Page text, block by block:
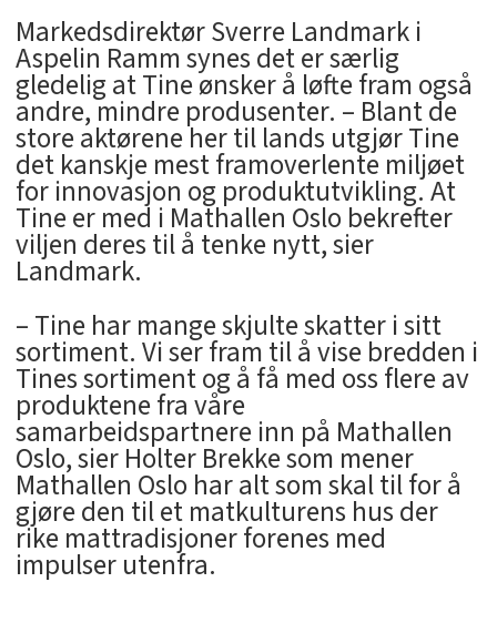
Markedsdirektør Sverre Landmark i
Aspelin Ramm synes det er særlig
gledelig at Tine ønsker å løfte fram også
andre, mindre produsenter. – Blant de
store aktørene her til lands utgjør Tine
det kanskje mest framoverlente miljøet
for innovasjon og produktutvikling. At
Tine er med i Mathallen Oslo bekrefter
viljen deres til å tenke nytt, sier
Landmark.
– Tine har mange skjulte skatter i sitt
sortiment. Vi ser fram til å vise bredden i
Tines sortiment og å få med oss flere av
produktene fra våre
samarbeidspartnere inn på Mathallen
Oslo, sier Holter Brekke som mener
Mathallen Oslo har alt som skal til for å
gjøre den til et matkulturens hus der
rike mattradisjoner forenes med
impulser utenfra.